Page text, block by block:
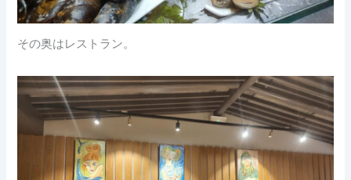
その奥はレストラン。